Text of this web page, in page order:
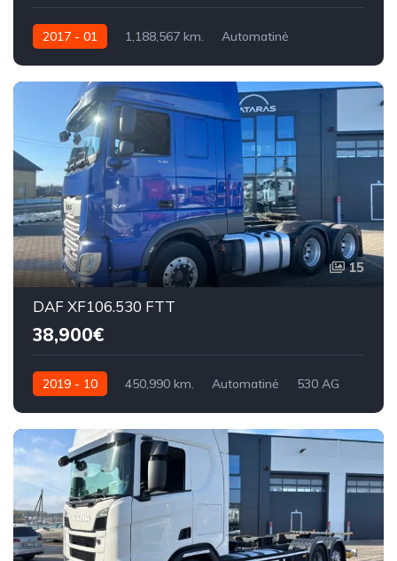
2017 - 01 1,188,567 km.
Automatinė
15
DAF XF106.530 FTT
38,900€
2019 - 10 450,990 km. Automatinė 530 AG